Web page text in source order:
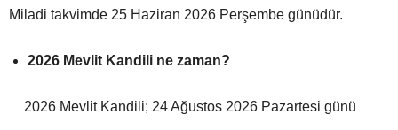
Miladi takvimde 25 Haziran 2026 Perşembe günüdür.
2026 Mevlit Kandili ne zaman?
2026 Mevlit Kandili; 24 Ağustos 2026 Pazartesi günü